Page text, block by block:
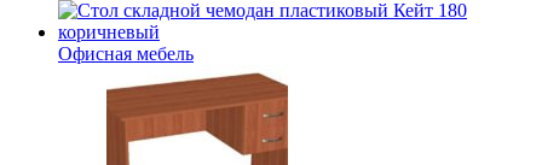
Офисная мебель